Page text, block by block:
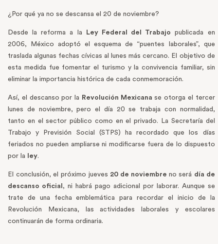
¿Por qué ya no se descansa el 20 de noviembre?
Desde la reforma a la Ley Federal del Trabajo publicada en
2006, México adoptó el esquema de “puentes laborales”, que
traslada algunas fechas cívicas al lunes más cercano. El objetivo de
esta medida fue fomentar el turismo y la convivencia familiar, sin
eliminar la importancia histórica de cada conmemoración.
Así, el descanso por la Revolución Mexicana se otorga el tercer
lunes de noviembre, pero el día 20 se trabaja con normalidad,
tanto en el sector público como en el privado. La Secretaría del
Trabajo y Previsión Social (STPS) ha recordado que los días
feriados no pueden ampliarse ni modificarse fuera de lo dispuesto
por la
ley.
El conclusión, el próximo jueves 20 de noviembre no será día de
descanso oficial , ni habrá pago adicional por laborar. Aunque se
trate de una fecha emblemática para recordar el inicio de la
Revolución Mexicana, las actividades laborales y escolares
continuarán de forma ordinaria.